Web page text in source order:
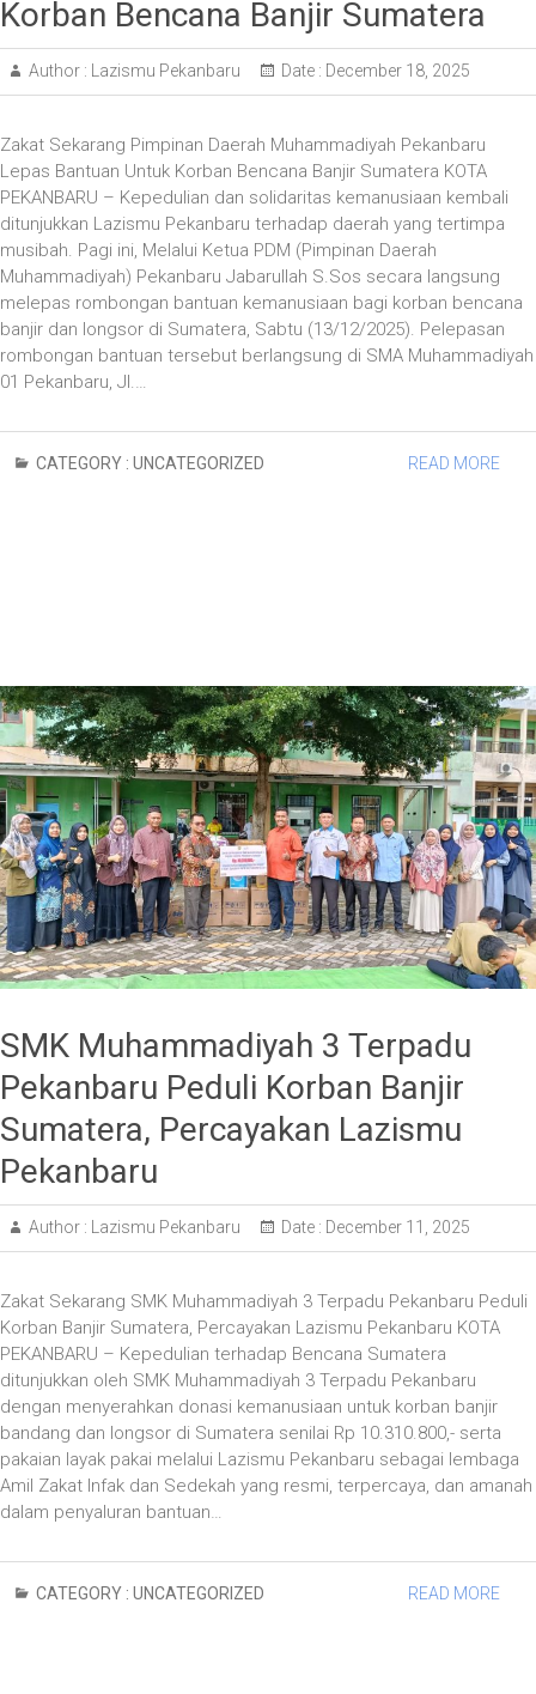
Korban Bencana Banjir Sumatera
Author : Lazismu Pekanbaru Date : December 18, 2025
Zakat Sekarang Pimpinan Daerah Muhammadiyah Pekanbaru
Lepas Bantuan Untuk Korban Bencana Banjir Sumatera KOTA
PEKANBARU – Kepedulian dan solidaritas kemanusiaan kembali
ditunjukkan Lazismu Pekanbaru terhadap daerah yang tertimpa
musibah. Pagi ini, Melalui Ketua PDM (Pimpinan Daerah
Muhammadiyah) Pekanbaru Jabarullah S.Sos secara langsung
melepas rombongan bantuan kemanusiaan bagi korban bencana
banjir dan longsor di Sumatera, Sabtu (13/12/2025). Pelepasan
rombongan bantuan tersebut berlangsung di SMA Muhammadiyah
01 Pekanbaru, Jl.…
CATEGORY : UNCATEGORIZED READ MORE
SMK Muhammadiyah 3 Terpadu
Pekanbaru Peduli Korban Banjir
Sumatera, Percayakan Lazismu
Pekanbaru
Author : Lazismu Pekanbaru Date : December 11, 2025
Zakat Sekarang SMK Muhammadiyah 3 Terpadu Pekanbaru Peduli
Korban Banjir Sumatera, Percayakan Lazismu Pekanbaru KOTA
PEKANBARU – Kepedulian terhadap Bencana Sumatera
ditunjukkan oleh SMK Muhammadiyah 3 Terpadu Pekanbaru
dengan menyerahkan donasi kemanusiaan untuk korban banjir
bandang dan longsor di Sumatera senilai Rp 10.310.800,- serta
pakaian layak pakai melalui Lazismu Pekanbaru sebagai lembaga
Amil Zakat Infak dan Sedekah yang resmi, terpercaya, dan amanah
dalam penyaluran bantuan…
CATEGORY : UNCATEGORIZED READ MORE